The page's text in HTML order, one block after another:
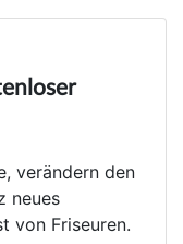
verändern den
neues
von Friseuren.